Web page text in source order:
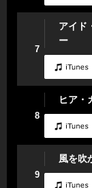
7
アイド
ー
8
ヒア・
9
風を吹